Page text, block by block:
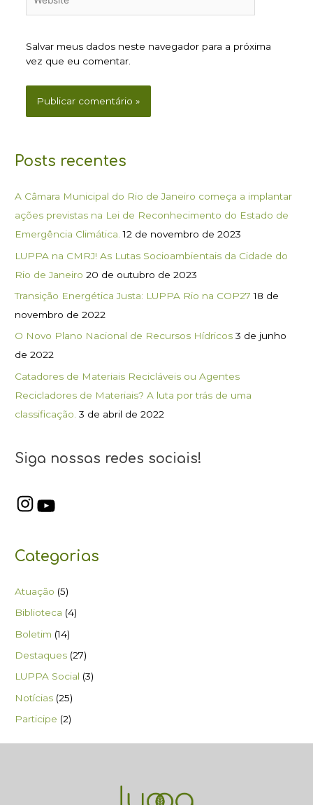
Salvar meus dados neste navegador para a próxima
vez que eu comentar.
Posts recentes
A Câmara Municipal do Rio de Janeiro começa a implantar
ações previstas na Lei de Reconhecimento do Estado de
Emergência Climática. 12 de novembro de 2023
LUPPA na CMRJ! As Lutas Socioambientais da Cidade do
Rio de Janeiro 20 de outubro de 2023
Transição Energética Justa: LUPPA Rio na COP27 18 de
novembro de 2022
O Novo Plano Nacional de Recursos Hídricos 3 de junho
de 2022
Catadores de Materiais Recicláveis ou Agentes
Recicladores de Materiais? A luta por trás de uma
classificação. 3 de abril de 2022
Siga nossas redes sociais!
Categorias
Atuação (5)
Biblioteca (4)
Boletim (14)
Destaques (27)
LUPPA Social (3)
Notícias (25)
Participe (2)